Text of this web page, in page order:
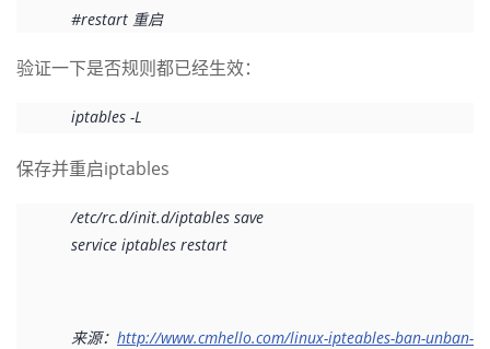
#restart 重启
验证一下是否规则都已经生效：
iptables -L
保存并重启iptables
/etc/rc.d/init.d/iptables save
service iptables restart
来源： http://www.cmhello.com/linux-ipteables-ban-unban-